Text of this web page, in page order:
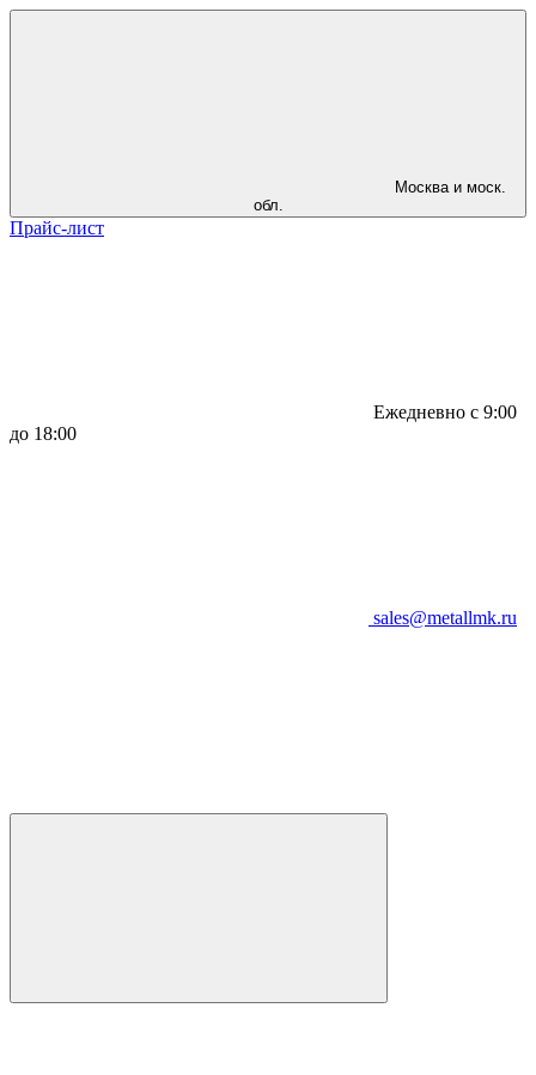
Москва и моск.
обл.
Прайс-лист
Ежедневно с 9:00
до 18:00
sales@metallmk.ru